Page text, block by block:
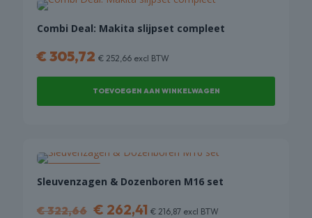
Combi Deal: Makita slijpset compleet
€305,72 € 252,66 excl BTW
TOEVOEGEN AAN WINKELWAGEN
Sleuvenzagen & Dozenboren M16 set
€322,66 Oorspronkelijke
€ 262,41 Huidige
€ 216,87 excl BTW